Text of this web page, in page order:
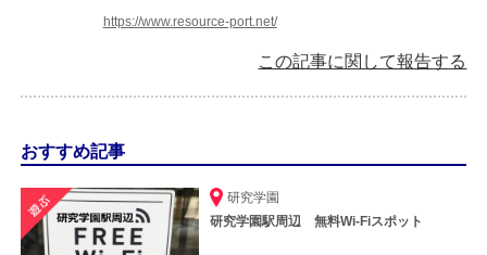
https://www.resource-port.net/
この記事に関して報告する
おすすめ記事
研究学園
研究学園駅周辺 無料Wi-Fiスポット